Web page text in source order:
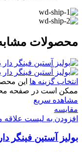
محصولات
انتخاب گزینه ها این
ممکن است در صفحه
مشاهده سریع
مقایسه
افزودن به لیست علاقه
بولیز آستین فینگر دار